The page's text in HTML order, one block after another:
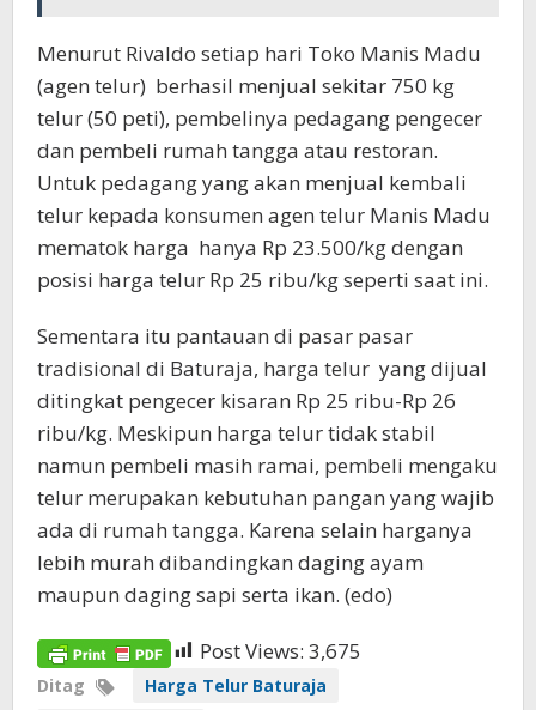
Menurut Rivaldo setiap hari Toko Manis Madu
(agen telur) berhasil menjual sekitar 750 kg
telur (50 peti), pembelinya pedagang pengecer
dan pembeli rumah tangga atau restoran.
Untuk pedagang yang akan menjual kembali
telur kepada konsumen agen telur Manis Madu
mematok harga hanya Rp 23.500/kg dengan
posisi harga telur Rp 25 ribu/kg seperti saat ini.
Sementara itu pantauan di pasar pasar
tradisional di Baturaja, harga telur yang dijual
ditingkat pengecer kisaran Rp 25 ribu-Rp 26
ribu/kg. Meskipun harga telur tidak stabil
namun pembeli masih ramai, pembeli mengaku
telur merupakan kebutuhan pangan yang wajib
ada di rumah tangga. Karena selain harganya
lebih murah dibandingkan daging ayam
maupun daging sapi serta ikan. (edo)
Post Views: 3,675
Ditag
Harga Telur Baturaja